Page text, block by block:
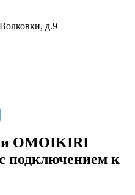
д.9
OMOIKIRI
подключением к